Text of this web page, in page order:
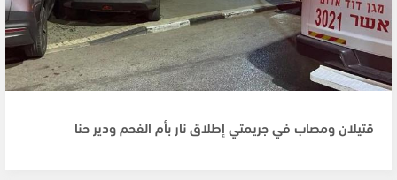
قتيلان ومصاب في جريمتي إطلاق نار بأم الفحم ودير حنا